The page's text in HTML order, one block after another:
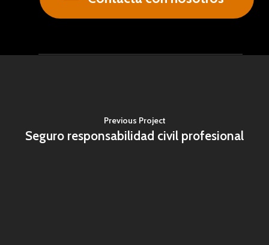
Previous Project
Seguro responsabilidad civil profesional